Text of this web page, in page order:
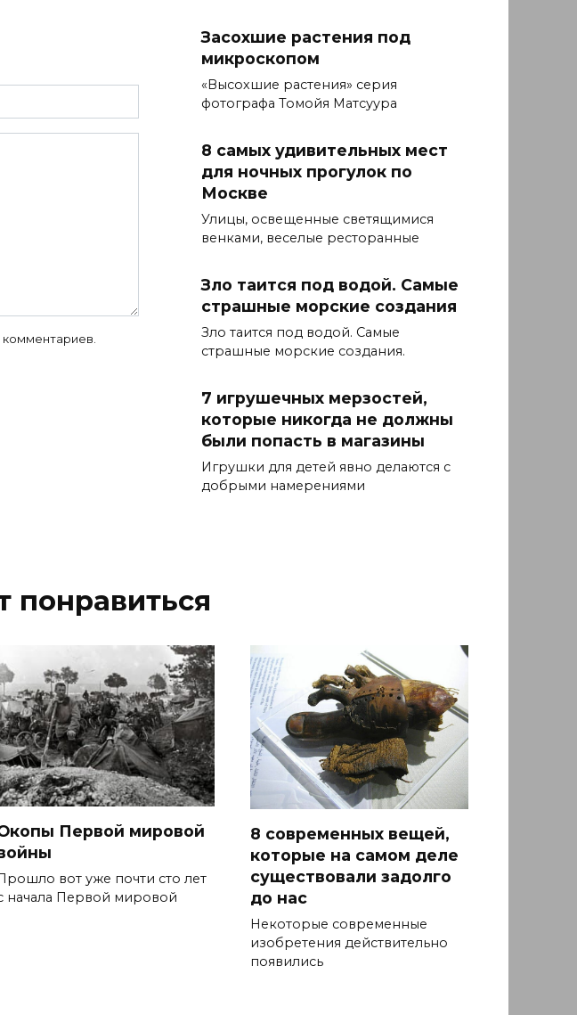
Засохшие растения под
микроскопом
«Высохшие растения» серия
фотографа Томойя Матсуура
8 самых удивительных мест
для ночных прогулок по
Москве
Улицы, освещенные светящимися
венками, веселые ресторанные
Зло таится под водой. Самые
страшные морские создания
Зло таится под водой. Самые
страшные морские создания.
7 игрушечных мерзостей,
которые никогда не должны
были попасть в магазины
Игрушки для детей явно делаются с
добрыми намерениями
понравиться
Первой мировой
вот уже почти сто лет
начала Первой мировой
8 современных вещей,
которые на самом деле
существовали задолго
до нас
Некоторые современные
изобретения действительно
появились